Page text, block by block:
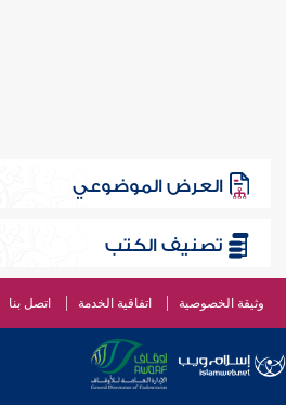
العرض الموضوعي
تصنيف الكتب
وثيقة الخصوصية اتفاقية الخدمة اتصل بنا